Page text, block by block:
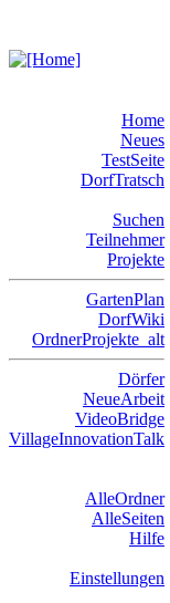
Home
Neues
TestSeite
DorfTratsch
Suchen
Teilnehmer
Projekte
GartenPlan
DorfWiki
OrdnerProjekte_alt
Dörfer
NeueArbeit
VideoBridge
VillageInnovationTalk
AlleOrdner
AlleSeiten
Hilfe
Einstellungen